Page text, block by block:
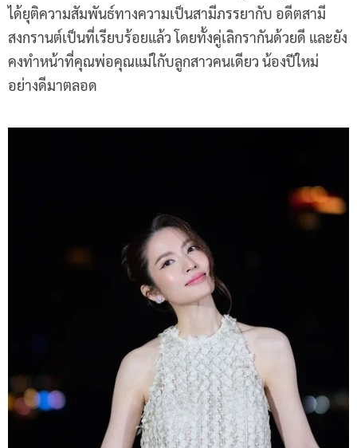
ได้ยุติความสัมพันธ์ทางความเป็นสามีภรรยากับ อดีตสามี
สงกรานต์เป็นที่เรียบร้อยแล้ว โดยทั้งคู่เลิกรากันด้วยดี และยัง
คงทำหน้าที่คุณพ่อคุณแม่ใกับลูกสาวคนเดียว น้องปีใหม่
อย่างดีมาตลอด